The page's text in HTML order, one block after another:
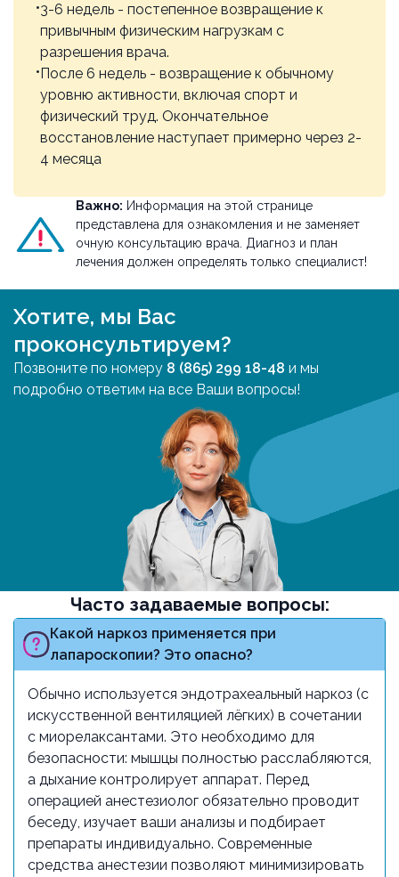
3-6 недель - постепенное возвращение к
привычным физическим нагрузкам с
разрешения врача.
После 6 недель - возвращение к обычному
уровню активности, включая спорт и
физический труд. Окончательное
восстановление наступает примерно через 2-
4 месяца
Важно: Информация на этой странице
представлена для ознакомления и не заменяет
очную консультацию врача. Диагноз и план
лечения должен определять только специалист!
Хотите, мы Вас
проконсультируем?
Позвоните по номеру 8 (865) 299 18-48 и мы
подробно ответим на все Ваши вопросы!
Часто задаваемые вопросы:
Какой наркоз применяется при
лапароскопии? Это опасно?
Обычно используется эндотрахеальный наркоз (с
искусственной вентиляцией лёгких) в сочетании
с миорелаксантами. Это необходимо для
безопасности: мышцы полностью расслабляются,
а дыхание контролирует аппарат. Перед
операцией анестезиолог обязательно проводит
беседу, изучает ваши анализы и подбирает
препараты индивидуально. Современные
средства анестезии позволяют минимизировать